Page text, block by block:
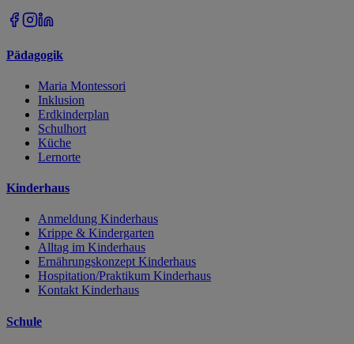
Pädagogik
Maria Montessori
Inklusion
Erdkinderplan
Schulhort
Küche
Lernorte
Kinderhaus
Anmeldung Kinderhaus
Krippe & Kindergarten
Alltag im Kinderhaus
Ernährungskonzept Kinderhaus
Hospitation/Praktikum Kinderhaus
Kontakt Kinderhaus
Schule